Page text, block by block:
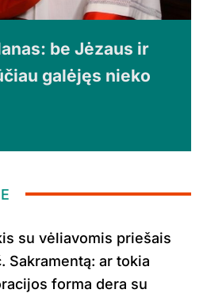
be Jėzaus ir
galėjęs nieko
su vėliavomis priešais
Sakramentą: ar tokia
forma dera su